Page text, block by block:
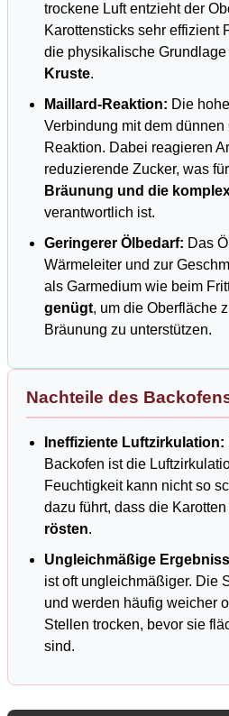
trockene Luft entzieht der
Karottensticks sehr effizient
die physikalische Grundlage
Kruste.
Maillard-Reaktion: Die
Verbindung mit dem
Reaktion. Dabei reagieren
reduzierende Zucker, was
Bräunung und die
verantwortlich ist.
Geringerer Ölbedarf: Das
Wärmeleiter und zur
als Garmedium wie beim
genügt, um die Oberfläche
Bräunung zu unterstützen.
Nachteile des
Ineffiziente Luftzirkulation:
Backofen ist die
Feuchtigkeit kann nicht so
dazu führt, dass die
rösten.
Ungleichmäßige
ist oft ungleichmäßiger. Die
und werden häufig weicher
Stellen trocken, bevor sie
sind.